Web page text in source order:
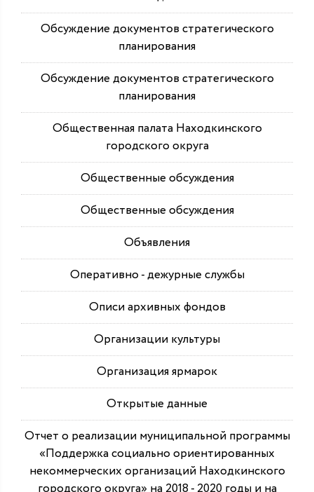
Обсуждение документов стратегического
планирования
Обсуждение документов стратегического
планирования
Общественная палата Находкинского
городского округа
Общественные обсуждения
Общественные обсуждения
Объявления
Оперативно - дежурные службы
Описи архивных фондов
Организации культуры
Организация ярмарок
Открытые данные
Отчет о реализации муниципальной программы
«Поддержка социально ориентированных
некоммерческих организаций Находкинского